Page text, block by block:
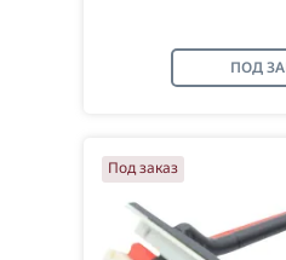
ПОД
Под заказ